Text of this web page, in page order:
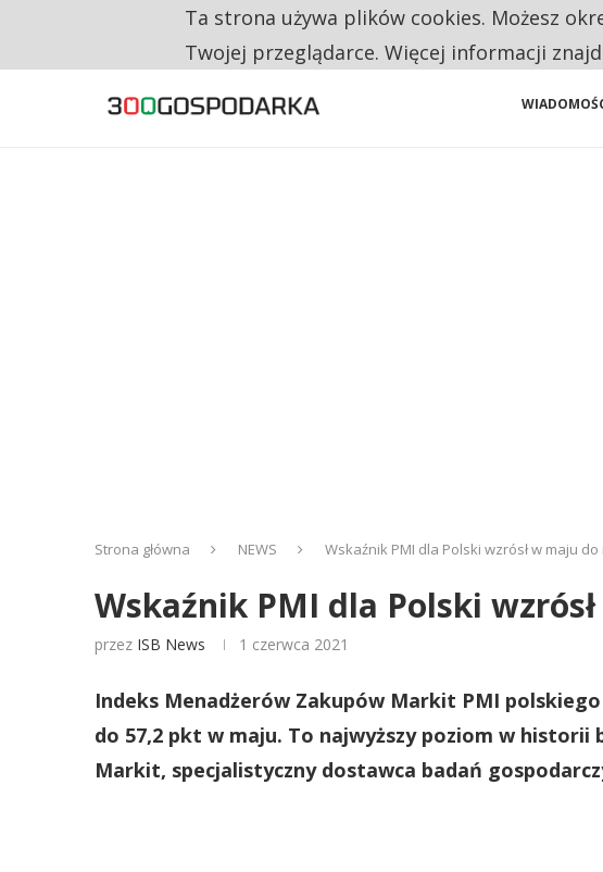
RESTRYKCJE CHIN UDERZAJĄ W EUROPEJSKI PRZEMYSŁ. NA
Strona główna NEWS Wskaźnik PMI dla Polski wzrósł w maju
Wskaźnik PMI dla Polski
przez ISB News 1 czerwca 2021
Indeks Menadżerów Zakupów Markit PMI
do 57,2 pkt w maju. To najwyższy poziom w historii
Markit, specjalistyczny dostawca badań
Ta strona używa plików cookies. Możesz
Twojej przeglądarce. Więcej informacji